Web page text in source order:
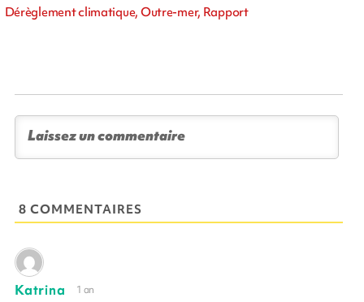
Dérèglement climatique, Outre-mer, Rapport
8 COMMENTAIRES
Katrina 1 an